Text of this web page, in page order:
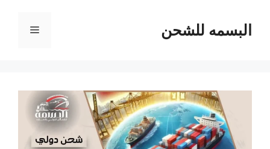
المحتوىالبسمه للشحن القائمة